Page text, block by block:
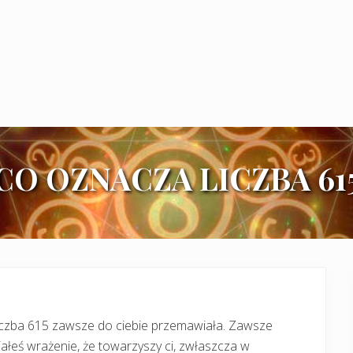
OZNACZA LICZBA
615 zawsze do ciebie przemawiała. Zawsze
wrażenie, że towarzyszy ci, zwłaszcza w